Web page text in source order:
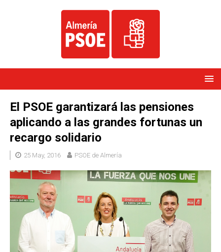
El PSOE garantizará las pensiones
aplicando a las grandes fortunas un
recargo solidario
25 May, 2016 PSOE de Almería